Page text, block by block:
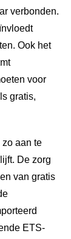
verbonden.
Ook het
voor
gratis,
aan te
De zorg
van gratis
ETS-